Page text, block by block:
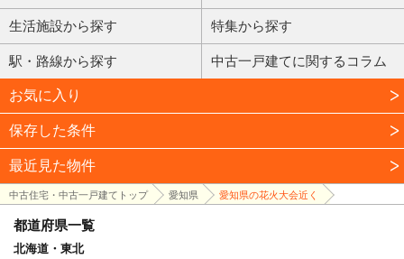
生活施設から探す 特集から探す
駅・路線から探す 中古一戸建てに関するコラム
お気に入り
保存した条件
最近見た物件
中古住宅・中古一戸建てトップ 愛知県 愛知県の花火大会近く
都道府県一覧
北海道・東北